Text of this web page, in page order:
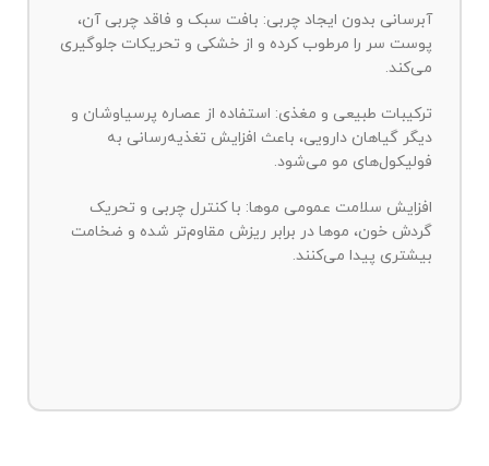
آبرسانی بدون ایجاد چربی: بافت سبک و فاقد چربی آن،
پوست سر را مرطوب کرده و از خشکی و تحریکات جلوگیری
می‌کند.
ترکیبات طبیعی و مغذی: استفاده از عصاره پرسیاوشان و
دیگر گیاهان دارویی، باعث افزایش تغذیه‌رسانی به
فولیکول‌های مو می‌شود.
افزایش سلامت عمومی موها: با کنترل چربی و تحریک
گردش خون، موها در برابر ریزش مقاوم‌تر شده و ضخامت
بیشتری پیدا می‌کنند.